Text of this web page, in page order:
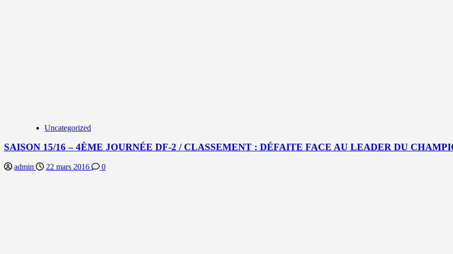
Uncategorized
SAISON 15/16 – 4ÈME JOURNÉE DF-2 / CLASSEMENT : DÉFAITE FACE AU LEADER DU
admin 22 mars 2016 0